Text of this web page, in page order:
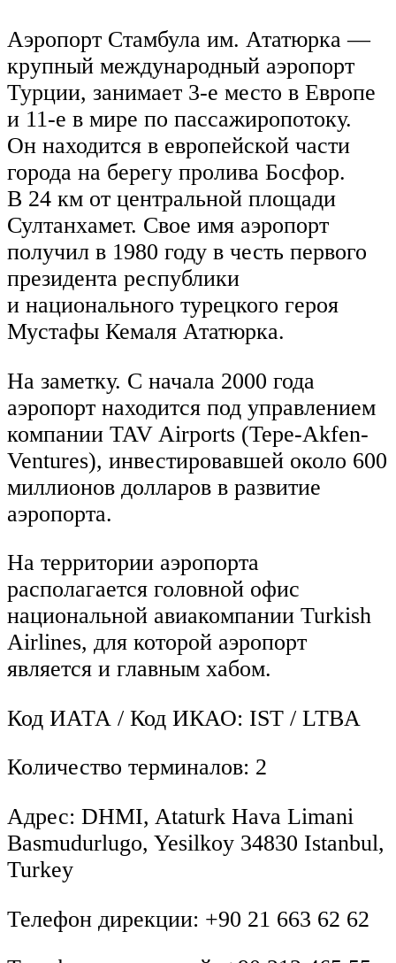
Аэропорт Стамбула им. Ататюрка —
крупный международный аэропорт
Турции, занимает 3-е место в Европе
и 11-е в мире по пассажиропотоку.
Он находится в европейской части
города на берегу пролива Босфор.
В 24 км от центральной площади
Султанхамет. Свое имя аэропорт
получил в 1980 году в честь первого
президента республики
и национального турецкого героя
Мустафы Кемаля Ататюрка.
На заметку. С начала 2000 года
аэропорт находится под управлением
компании TAV Airports (Tepe-Akfen-
Ventures), инвестировавшей около 600
миллионов долларов в развитие
аэропорта.
На территории аэропорта
располагается головной офис
национальной авиакомпании Turkish
Airlines, для которой аэропорт
является и главным хабом.
Код ИАТА / Код ИКАО: IST / LTBA
Количество терминалов: 2
Адрес: DHMI, Ataturk Hava Limani
Basmudurlugo, Yesilkoy 34830 Istanbul,
Turkey
Телефон дирекции: +90 21 663 62 62